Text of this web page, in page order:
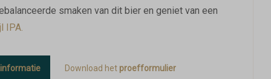
smaken van dit bier en geniet van een
IPA.
informatie Download het proefformulier